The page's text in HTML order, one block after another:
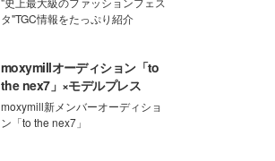
タ"TGC情報をたっぷり紹介
moxymillオーディション「to
the nex7」×モデルプレス
moxymill新メンバーオーディショ
ン「to the nex7」